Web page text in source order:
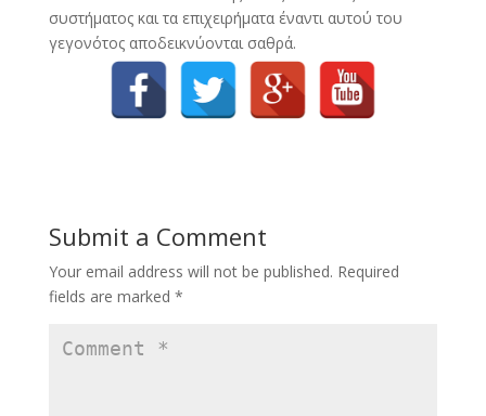
συστήματος και τα επιχειρήματα έναντι αυτού του
γεγονότος αποδεικνύονται σαθρά.
Submit a Comment
Your email address will not be published. Required
fields are marked *